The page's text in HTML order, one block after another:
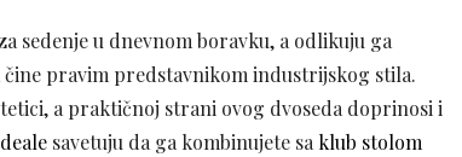
sedenje u dnevnom boravku, a odlikuju ga
pravim predstavnikom industrijskog stila.
a praktičnoj strani ovog dvoseda doprinosi i
savetuju da ga kombinujete sa klub stolom